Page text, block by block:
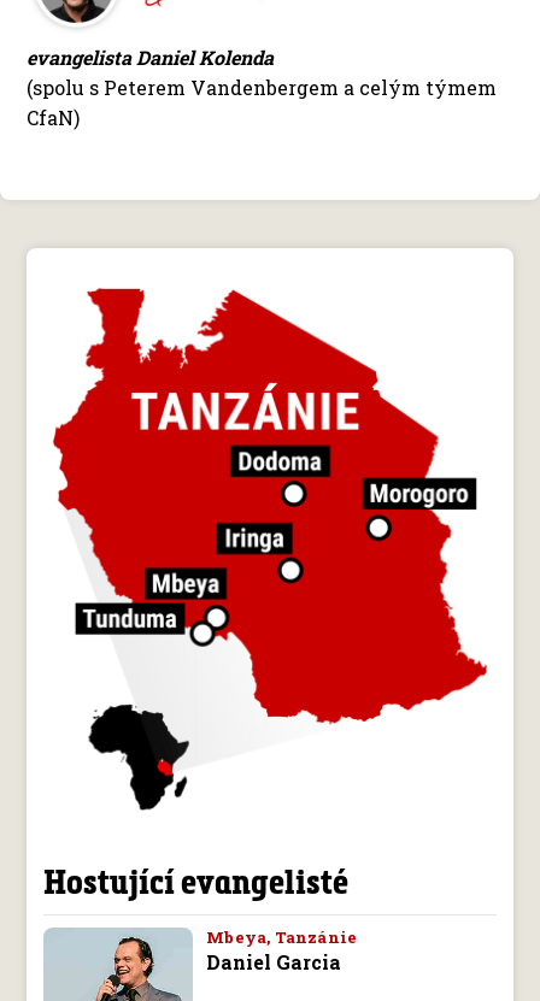
evangelista Daniel Kolenda
(spolu s Peterem Vandenbergem a celým týmem
CfaN)
Hostující evangelisté
Mbeya, Tanzánie
Daniel Garcia